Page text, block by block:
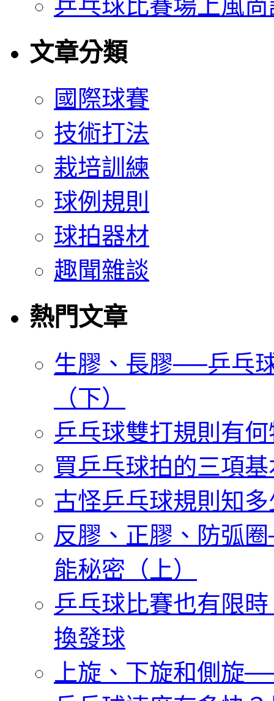
乒乓球比賽場上風
文章分類
國際球賽
技術打法
栽培訓練
球例規則
球拍器材
趣聞雜談
熱門文章
生膠、長膠──乒乓
（下）
乒乓球雙打規則有
買乒乓球拍的三項
古怪乒乓球規則知
反膠、正膠、防弧
能秘密（上）
乒乓球比賽也有限
換發球
上旋、下旋和側旋